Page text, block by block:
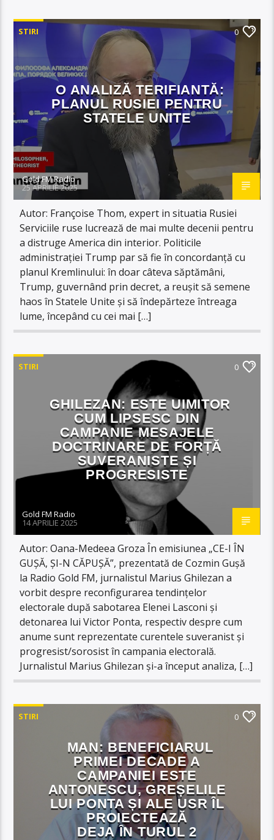
STIRI 0
O ANALIZĂ TERIFIANTĂ:
PLANUL RUSIEI PENTRU
STATELE UNITE
Gold FM Radio
25 APRILIE 2025
Autor: Françoise Thom, expert in situatia Rusiei
Serviciile ruse lucrează de mai multe decenii pentru
a distruge America din interior. Politicile
administrației Trump par să fie în concordanță cu
planul Kremlinului: în doar câteva săptămâni,
Trump, guvernând prin decret, a reușit să semene
haos în Statele Unite și să îndepărteze întreaga
lume, începând cu cei mai […]
STIRI 0
GHILEZAN: ESTE UIMITOR
CUM LIPSESC DIN
CAMPANIE MESAJELE
DOCTRINARE DE FORȚĂ
SUVERANISTE ȘI
PROGRESISTE
Gold FM Radio
14 APRILIE 2025
Autor: Oana-Medeea Groza În emisiunea „CE-I ÎN
GUȘĂ, ȘI-N CĂPUȘĂ”, prezentată de Cozmin Gușă
la Radio Gold FM, jurnalistul Marius Ghilezan a
vorbit despre reconfigurarea tendințelor
electorale după sabotarea Elenei Lasconi și
detonarea lui Victor Ponta, respectiv despre cum
anume sunt reprezentate curentele suveranist și
progresist/sorosist în campania electorală.
Jurnalistul Marius Ghilezan și-a început analiza, […]
STIRI 0
MAN: BENEFICIARUL
PRIMEI DECADE A
CAMPANIEI ESTE
ANTONESCU, GREȘELILE
LUI PONTA ȘI ALE USR ÎL
PROIECTEAZĂ
DEJA ÎN TURUL 2